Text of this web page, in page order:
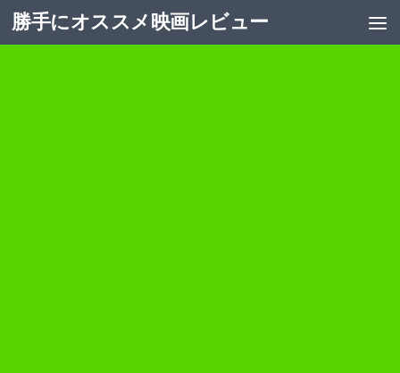
コンテンツへスキップ
勝手にオススメ映画レビュー